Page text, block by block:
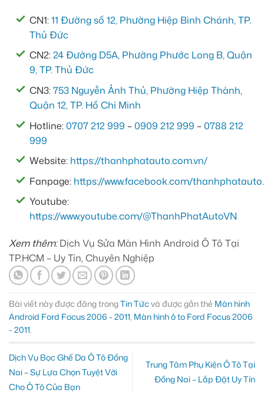
CN1:11 Đường số 12, Phường Hiệp Bình Chánh, TP.
Thủ Đức
CN2:24 Đường D5A, Phường Phước Long B, Quận
9, TP. Thủ Đức
CN3:753 Nguyễn Ảnh Thủ, Phường Hiệp Thành,
Quận 12, TP. Hồ Chí Minh
Hotline:0707 212 999 –0909 212 999 –0788 212
999
Website: https://thanhphatauto.com.vn/
Fanpage: https://www.facebook.com/
Youtube:
https://www.youtube.com/@ThanhPhatAutoVN
Xem thêm:Dịch Vụ Sửa Màn Hình Android Ô Tô Tại
TP.HCM – Uy Tín, Chuyên Nghiệp
Bài viết này được đăng trongTin Tứcvà được gắn thẻ Màn hình
Android Ford Focus 2006 - 2011, Màn hình ô to Ford Focus 2006
- 2011.
Dịch Vụ Bọc Ghế Da Ô Tô Đồng
Nai – Sự Lựa Chọn Tuyệt Vời
Cho Ô Tô Của Bạn
Trung Tâm Phụ Kiện Ô Tô Tại
Đồng Nai – Lắp Đặt Uy Tín